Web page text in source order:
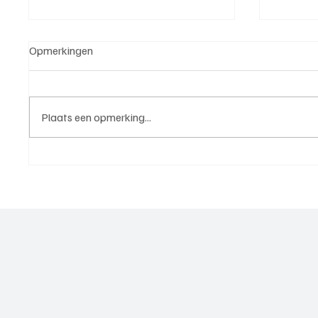
Opmerkingen
Plaats een opmerking...